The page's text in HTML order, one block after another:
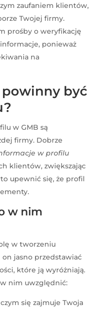
zaufaniem klientów,
Twojej firmy.
prośby o weryfikację
ponieważ
na
być
w GMB są
firmy. Dobrze
w profilu
klientów, zwiększając
upewnić się, że profil
w nim
w tworzeniu
jasno przedstawiać
które ją wyróżniają.
nim uwzględnić:
się zajmuje Twoja